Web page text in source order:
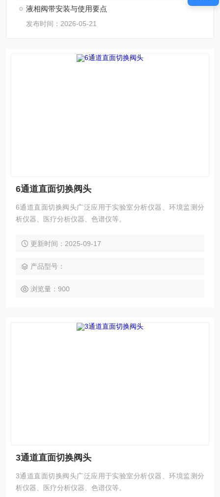
液相阀带安装与使用要点
发布时间：2026-05-21
6通道直面切换阀头
6通道直面切换阀头广泛应用于实验室分析仪器、环境监测分
析仪器、医疗分析仪器、色谱仪等。
更新时间：2025-09-17
产品型号：
浏览量：900
3通道直面切换阀头
3通道直面切换阀头广泛应用于实验室分析仪器、环境监测分
析仪器、医疗分析仪器、色谱仪等。